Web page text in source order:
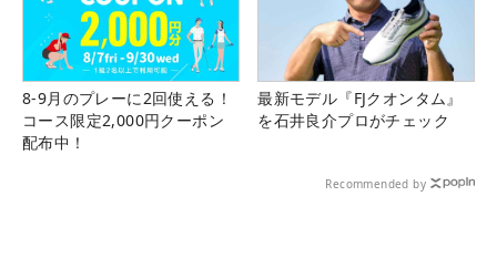
8-9月のプレーに2回使える！
コース限定2,000円クーポン
配布中！
最新モデル『FJクオンタム』
を石井良介プロがチェック
Recommended by